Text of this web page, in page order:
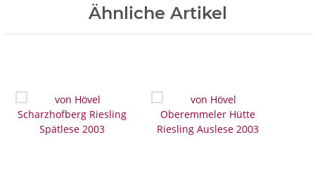
Ähnliche Artikel